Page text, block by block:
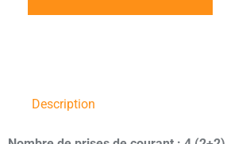
Description